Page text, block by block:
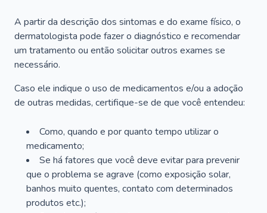
A partir da descrição dos sintomas e do exame físico, o
dermatologista pode fazer o diagnóstico e recomendar
um tratamento ou então solicitar outros exames se
necessário.
Caso ele indique o uso de medicamentos e/ou a adoção
de outras medidas, certifique-se de que você entendeu:
Como, quando e por quanto tempo utilizar o
medicamento;
Se há fatores que você deve evitar para prevenir
que o problema se agrave (como exposição solar,
banhos muito quentes, contato com determinados
produtos etc.);